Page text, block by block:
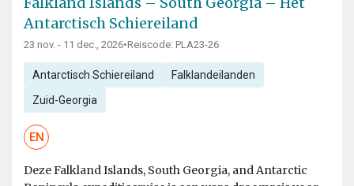
Antarctisch Schiereiland
23 nov. - 11 dec., 2026•Reiscode: PLA23-26
Antarctisch Schiereiland Falklandeilanden
Zuid-Georgia
EN
Deze Falkland Islands, South Georgia, and Antarctic